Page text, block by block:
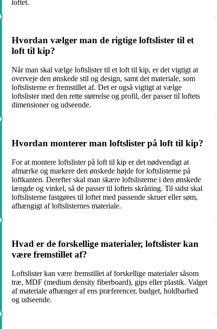
loftet.
Hvordan vælger man de rigtige loftslister til et
loft til kip?
Når man skal vælge loftslister til et loft til kip, er det vigtigt at
overveje den ønskede stil og design, samt det materiale, som
loftslisterne er fremstillet af. Det er også vigtigt at vælge
loftslister med den rette størrelse og profil, der passer til loftets
dimensioner og udseende.
Hvordan monterer man loftslister på loft til kip?
For at montere loftslister på loft til kip er det nødvendigt at
afmærke og markere den ønskede højde for loftslisterne på
loftkanten. Derefter skal man skære loftslisterne i den ønskede
længde og vinkel, så de passer til loftets skråning. Til sidst skal
loftslisterne fastgøres til loftet med passende skruer eller søm,
afhængigt af loftslisternes materiale.
Hvad er de forskellige materialer, loftslister kan
være fremstillet af?
Loftslister kan være fremstillet af forskellige materialer såsom
træ, MDF (medium density fiberboard), gips eller plastik. Valget
af materiale afhænger af ens præferencer, budget, holdbarhed
og udseende.